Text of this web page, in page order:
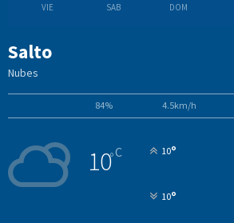
VIE SAB DOM
Salto
Nubes
84% 4.5km/h
10°C 10°
10°